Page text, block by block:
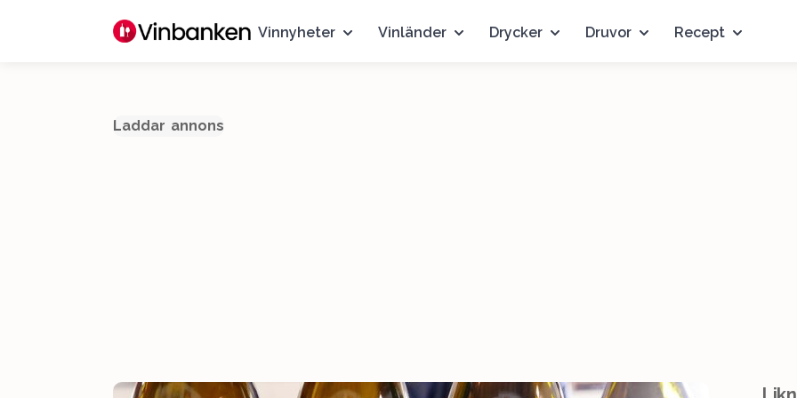
Vinnyheter Vinländer Drycker Druvor Recept
Laddar annons